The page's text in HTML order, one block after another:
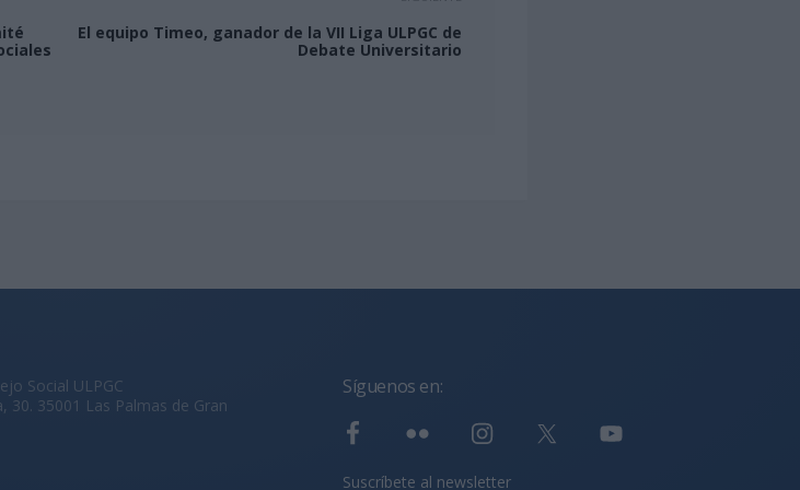
El equipo Timeo, ganador de la VII Liga ULPGC de
Debate Universitario
Social ULPGC
30. 35001 Las Palmas de Gran
Síguenos en:
Suscríbete al newsletter